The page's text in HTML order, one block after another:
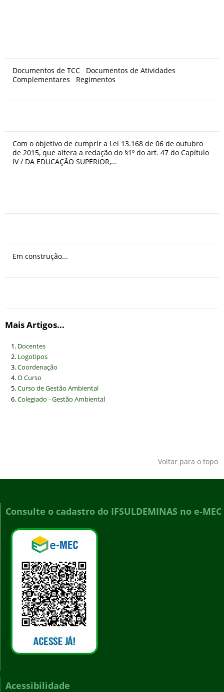
Documentos de TCC Documentos de Atividades
Complementares Regimentos
Com o objetivo de cumprir a Lei 13.168 de 06 de outubro
de 2015, que altera a redação do §1º do art. 47 do Capítulo
IV / DA EDUCAÇÃO SUPERIOR,...
Em construção...
Mais Artigos...
Docentes
Logotipos
Coordenação
O Curso
Curso de Gestão Ambiental
Colegiado - Gestão Ambiental
Voltar para o topo
Consulte o cadastro do IFSULDEMINAS no e-MEC
Acessibilidade